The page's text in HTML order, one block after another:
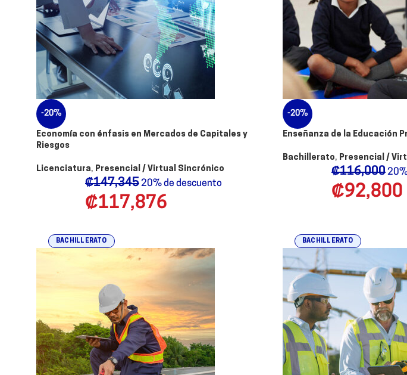
-20%
Economía con énfasis en Mercados de Capitales y
Riesgos
Licenciatura, Presencial / Virtual Sincrónico
₡147,34520% de descuento
₡117,876
-20%
Enseñanza de la Educación
Bachillerato, Presencial /
₡116,000
₡92,800
BACHILLERATO BACHILLERATO